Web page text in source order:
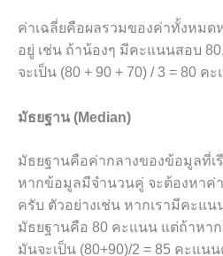
ค่าเฉลี่ยคือผลรวมของค่าทั้งหมด
อยู่ เช่น ถ้าน้องๆ มีคะแนนสอบ
จะเป็น (80 + 90 + 70) / 3 = 80 ค
มัธยฐาน (Median)
มัธยฐานคือค่ากลางของข้อมูลที่เ
หากข้อมูลมีจำนวนคู่ จะต้องหาค่
ครับ ตัวอย่างเช่น หากเรามีคะแน
มัธยฐานคือ 80 คะแนน แต่ถ้าหา
มันจะเป็น (80+90)/2 = 85 คะแน